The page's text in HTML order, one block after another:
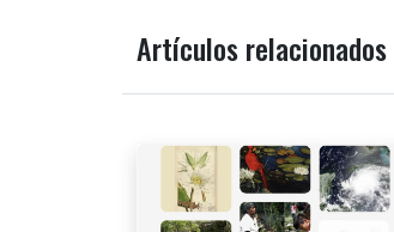
Artículos relacionados